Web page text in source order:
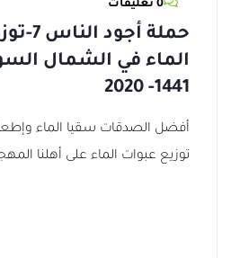
0 تعليقات
حملة
الماء في الشمال
1441- 2020
أفضل الصدقات سقيا الماء
توزيع عبوات الماء على أهلنا